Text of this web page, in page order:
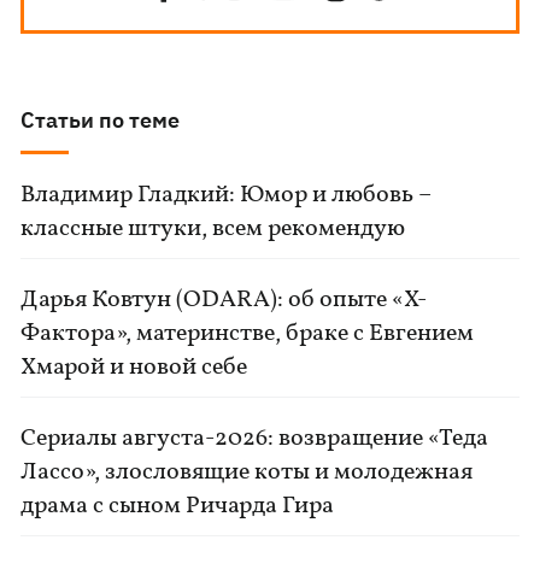
Статьи по теме
Владимир Гладкий: Юмор и любовь –
классные штуки, всем рекомендую
Дарья Ковтун (ODARA): об опыте «Х-
Фактора», материнстве, браке с Евгением
Хмарой и новой себе
Сериалы августа-2026: возвращение «Теда
Лассо», злословящие коты и молодежная
драма с сыном Ричарда Гира